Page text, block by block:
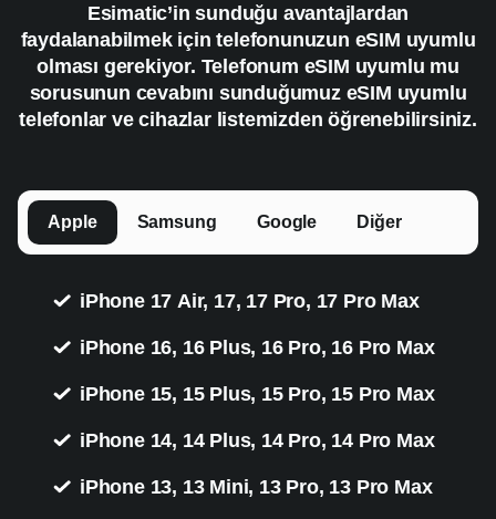
Esimatic’in sunduğu avantajlardan
faydalanabilmek için telefonunuzun eSIM uyumlu
olması gerekiyor. Telefonum eSIM uyumlu mu
sorusunun cevabını sunduğumuz eSIM uyumlu
telefonlar ve cihazlar listemizden öğrenebilirsiniz.
Apple Samsung Google Diğer
iPhone 17 Air, 17, 17 Pro, 17 Pro Max
iPhone 16, 16 Plus, 16 Pro, 16 Pro Max
iPhone 15, 15 Plus, 15 Pro, 15 Pro Max
iPhone 14, 14 Plus, 14 Pro, 14 Pro Max
iPhone 13, 13 Mini, 13 Pro, 13 Pro Max